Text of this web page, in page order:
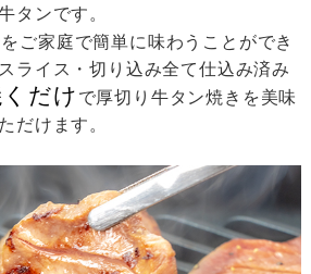
タンです。
ご家庭で簡単に味わうことができ
ライス・切り込み全て仕込み済み
だけ で厚切り牛タン焼きを美味
だけます。